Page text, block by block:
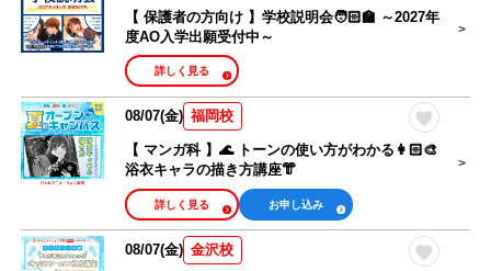
【 保護者の方向け 】学校説明会🧑🏻‍🏫 ～2027年
度AO入学出願受付中～
詳しく見る
08/07(金) 福岡校
【 マンガ科 】🌊 トーンの使い方がわかる👩🏻‍🎨
浴衣キャラの描き方講座👘
お申し込み
詳しく見る
08/07(金) 金沢校